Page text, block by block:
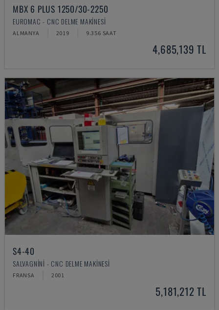
MBX 6 PLUS 1250/30-2250
EUROMAC - CNC DELME MAKINESI
ALMANYA 2019 9.356 SAAT
4,685,139 TL
S4-40
SALVAGNINI - CNC DELME MAKINESI
FRANSA 2001
5,181,212 TL